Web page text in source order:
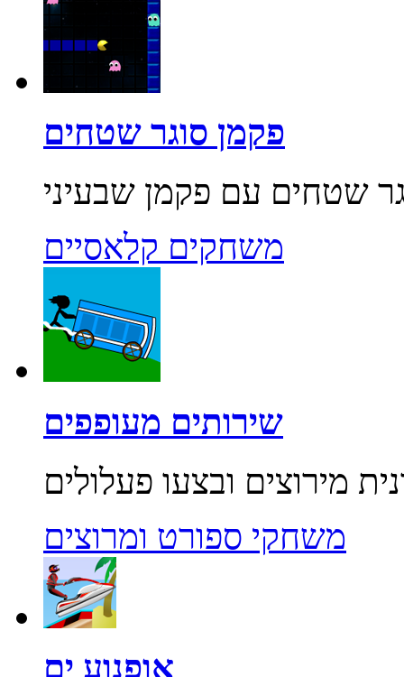
פקמן סוגר שטחים
משחקים קלאסיים
שירותים מעופפים
משחקי ספורט ומרוצים
אופנוע ים